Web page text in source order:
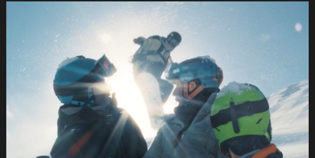
Wintersport2021
1.18.1